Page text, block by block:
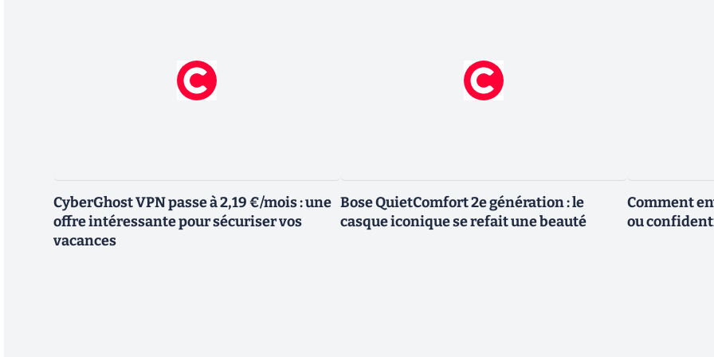
CyberGhost VPN passe à 2,19 €/mois : une
offre intéressante pour sécuriser vos
vacances
Bose QuietComfort 2e génération : le
casque iconique se refait une beauté
Comment
ou